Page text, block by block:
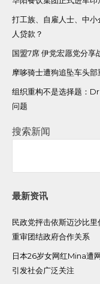
打工族、自雇人士、中
人贷款？
国盟7席 伊党宏愿党分享
摩哆骑士遭狗追坠车头
组织重构不是选择题：
问题
搜索新闻
最新资讯
民政党抨击依斯迈沙比
重审团结政府合作关系
日本26岁女网红Mina遭
引发社会广泛关注